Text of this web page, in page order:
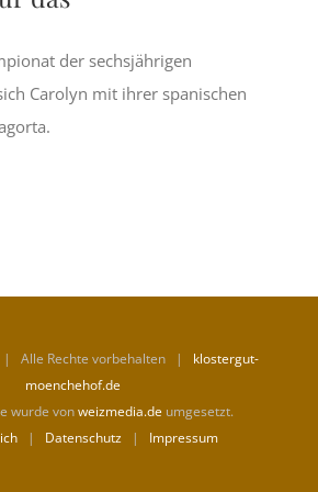
der sechsjährigen
Carolyn mit ihrer spanischen
Alle Rechte vorbehalten | klostergut-
moenchehof.de
wurde vonweizmedia.deumgesetzt.
| Datenschutz | Impressum